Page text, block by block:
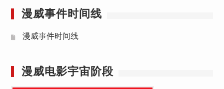
漫威事件时间线
漫威事件时间线
漫威电影宇宙阶段